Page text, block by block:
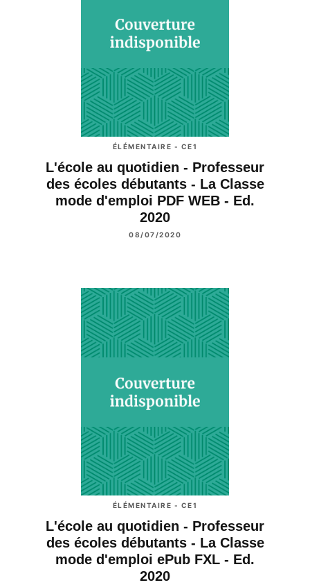
ÉLÉMENTAIRE - CE1
L'école au quotidien - Professeur
des écoles débutants - La Classe
mode d'emploi PDF WEB - Ed.
2020
08/07/2020
ÉLÉMENTAIRE - CE1
L'école au quotidien - Professeur
des écoles débutants - La Classe
mode d'emploi ePub FXL - Ed.
2020